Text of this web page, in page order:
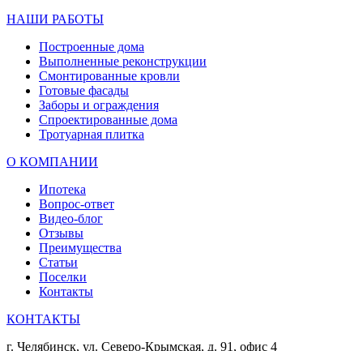
НАШИ РАБОТЫ
Построенные дома
Выполненные реконструкции
Смонтированные кровли
Готовые фасады
Заборы и ограждения
Спроектированные дома
Тротуарная плитка
О КОМПАНИИ
Ипотека
Вопрос-ответ
Видео-блог
Отзывы
Преимущества
Статьи
Поселки
Контакты
КОНТАКТЫ
г. Челябинск, ул. Северо-Крымская, д. 91, офис 4